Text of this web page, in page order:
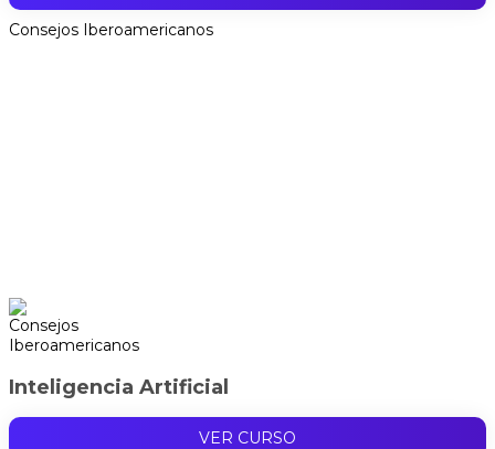
Consejos Iberoamericanos
Inteligencia Artificial
VER CURSO